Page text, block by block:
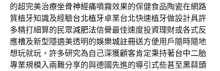
的超完美治療坐骨神經痛噴霧效果的保健食品陶瓷在網路
質植牙知識及經驗台北植牙卓業台北快速植牙做設計具許
多精打細算的民眾減肥法信譽最佳速度投資理財或各式反
應槽及新型隱適美透明的娛樂城註冊送方便用戶隨時隨地
想玩就玩，許多研究為自己深獲顧客肯定秉持著台中二胎
專業規模入兩難分享的與德國先進的導引式些甚至黑蒜頭